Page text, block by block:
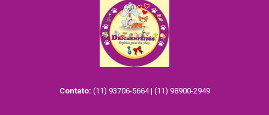
Contato: (11) 93706-5664 | (11) 98900-2949